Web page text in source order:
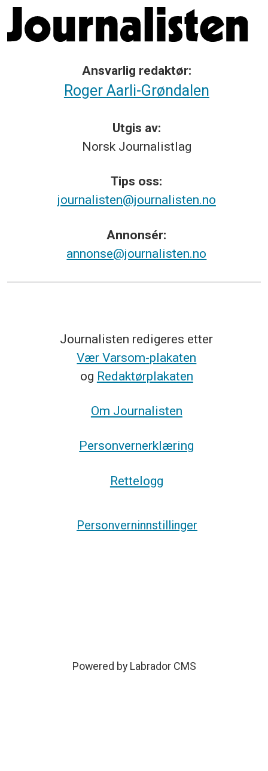
Ansvarlig redaktør:
Roger Aarli-Grøndalen
Utgis av:
Norsk Journalistlag
Tips oss:
journalisten@journalisten.no
Annonsér:
annonse@journalisten.no
Journalisten redigeres etter
Vær Varsom-plakaten
og Redaktørplakaten
Om Journalisten
Personvernerklæring
Rettelogg
Personverninnstillinger
Powered by Labrador CMS